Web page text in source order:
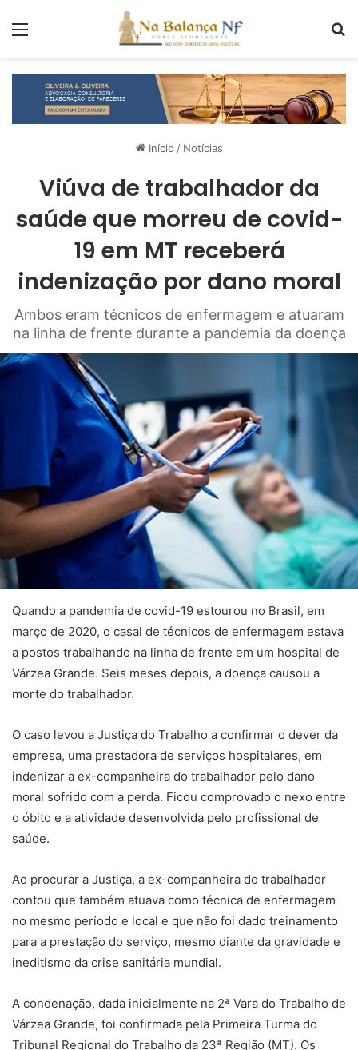
Início / Notícias
Viúva de trabalhador da
saúde que morreu de covid-
19 em MT receberá
indenização por dano moral
Ambos eram técnicos de enfermagem e atuaram
na linha de frente durante a pandemia da doença
Quando a pandemia de covid-19 estourou no Brasil, em
março de 2020, o casal de técnicos de enfermagem estava
a postos trabalhando na linha de frente em um hospital de
Várzea Grande. Seis meses depois, a doença causou a
morte do trabalhador.
O caso levou a Justiça do Trabalho a confirmar o dever da
empresa, uma prestadora de serviços hospitalares, em
indenizar a ex-companheira do trabalhador pelo dano
moral sofrido com a perda. Ficou comprovado o nexo entre
o óbito e a atividade desenvolvida pelo profissional de
saúde.
Ao procurar a Justiça, a ex-companheira do trabalhador
contou que também atuava como técnica de enfermagem
no mesmo período e local e que não foi dado treinamento
para a prestação do serviço, mesmo diante da gravidade e
ineditismo da crise sanitária mundial.
A condenação, dada inicialmente na 2ª Vara do Trabalho de
Várzea Grande, foi confirmada pela Primeira Turma do
Tribunal Regional do Trabalho da 23ª Região (MT). Os